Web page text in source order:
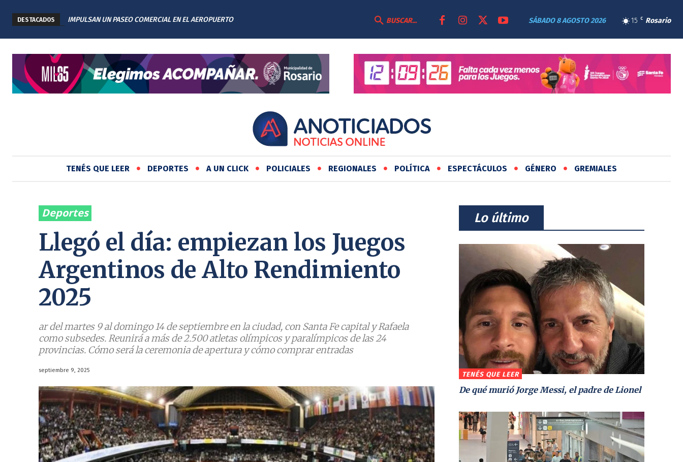
DESTACADOS
IMPULSAN UN PASEO COMERCIAL EN EL AEROPUERTO
15 C Rosario
SÁBADO 8 AGOSTO 2026
BUSCAR...
TENÉS QUE LEER DEPORTES A UN CLICK POLICIALES REGIONALES POLÍTICA ESPECTÁCULOS GÉNERO GREMIALES
Deportes
Llegó el día: empiezan los Juegos
Argentinos de Alto Rendimiento
2025
ar del martes 9 al domingo 14 de septiembre en la ciudad, con Santa Fe capital y Rafaela
como subsedes. Reunirá a más de 2.500 atletas olímpicos y paralímpicos de las 24
provincias. Cómo será la ceremonia de apertura y cómo comprar entradas
septiembre 9, 2025
⠀Lo último⠀
TENÉS QUE LEER
De qué murió Jorge Messi, el padre de Lionel